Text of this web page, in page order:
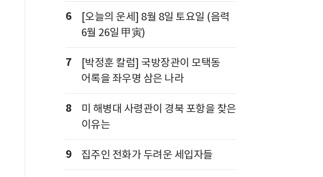
6
[오늘의 운세] 8월 8일 토요일 (음력
6월 26일 甲寅)
7
[박정훈 칼럼] 국방장관이 모택동
어록을 좌우명 삼은 나라
8
미 해병대 사령관이 경북 포항을 찾은
이유는
9 집주인 전화가 두려운 세입자들